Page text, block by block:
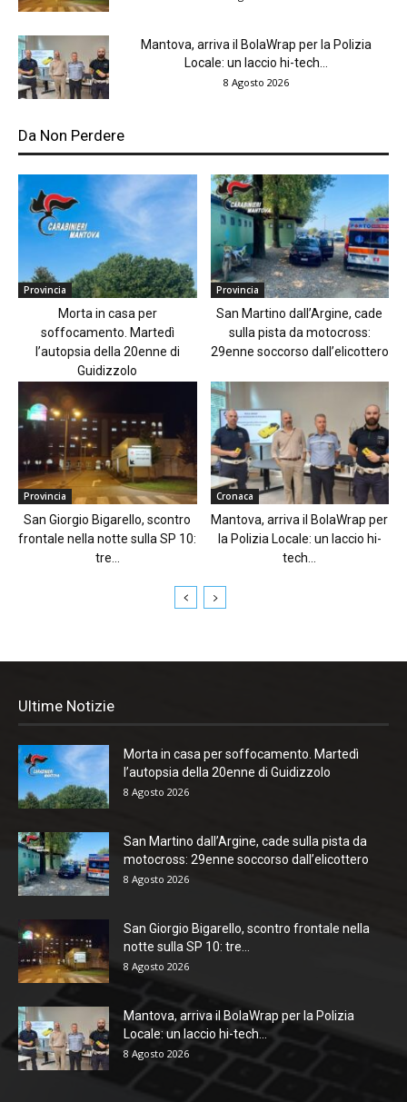
Mantova, arriva il BolaWrap per la Polizia
Locale: un laccio hi-tech...
8 Agosto 2026
Da Non Perdere
Provincia
Morta in casa per
soffocamento. Martedì
l’autopsia della 20enne di
Guidizzolo
Provincia
San Martino dall’Argine, cade
sulla pista da motocross:
29enne soccorso dall’elicottero
Provincia
San Giorgio Bigarello, scontro
frontale nella notte sulla SP 10:
tre...
Cronaca
Mantova, arriva il BolaWrap per
la Polizia Locale: un laccio hi-
tech...
Ultime Notizie
Morta in casa per soffocamento. Martedì
l’autopsia della 20enne di Guidizzolo
8 Agosto 2026
San Martino dall’Argine, cade sulla pista da
motocross: 29enne soccorso dall’elicottero
8 Agosto 2026
San Giorgio Bigarello, scontro frontale nella
notte sulla SP 10: tre...
8 Agosto 2026
Mantova, arriva il BolaWrap per la Polizia
Locale: un laccio hi-tech...
8 Agosto 2026